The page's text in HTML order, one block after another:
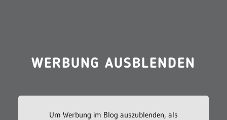
WERBUNG AUSBLENDEN
Um Werbung im Blog auszublenden, als